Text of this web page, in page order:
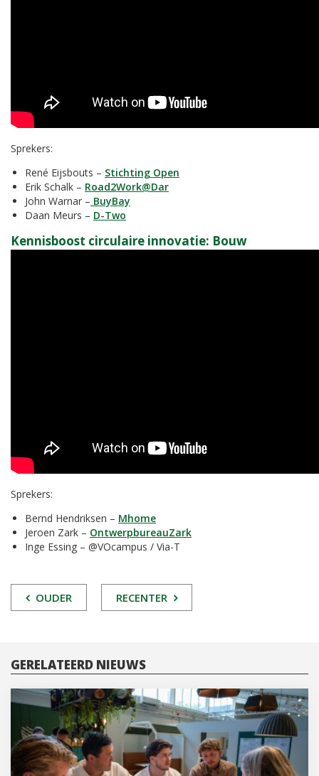
Sprekers:
René Eijsbouts – Stichting Open
Erik Schalk – Road2Work@Dar
John Warnar – BuyBay
Daan Meurs – D-Two
Kennisboost circulaire innovatie: Bouw
Sprekers:
Bernd Hendriksen – Mhome
Jeroen Zark – OntwerpbureauZark
Inge Essing – @VOcampus / Via-T
POST
OUDER RECENTER
GERELATEERD NIEUWS